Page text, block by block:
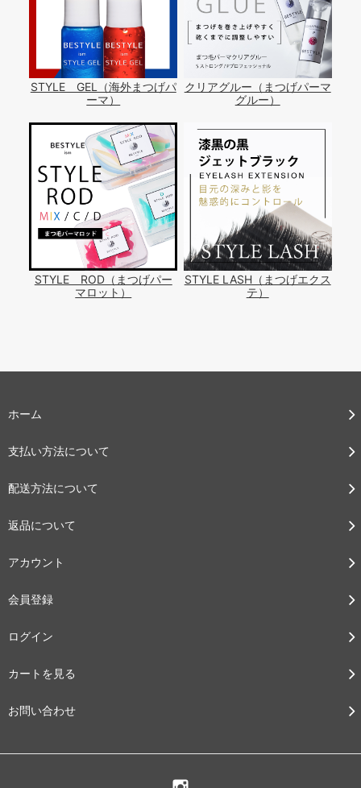
STYLE GEL（海外まつげパ
ーマ）
クリアグルー（まつげパーマ
グルー）
STYLE ROD（まつげパー
マロット）
STYLE LASH（まつげエクス
テ）
ホーム
支払い方法について
配送方法について
返品について
アカウント
会員登録
ログイン
カートを見る
お問い合わせ